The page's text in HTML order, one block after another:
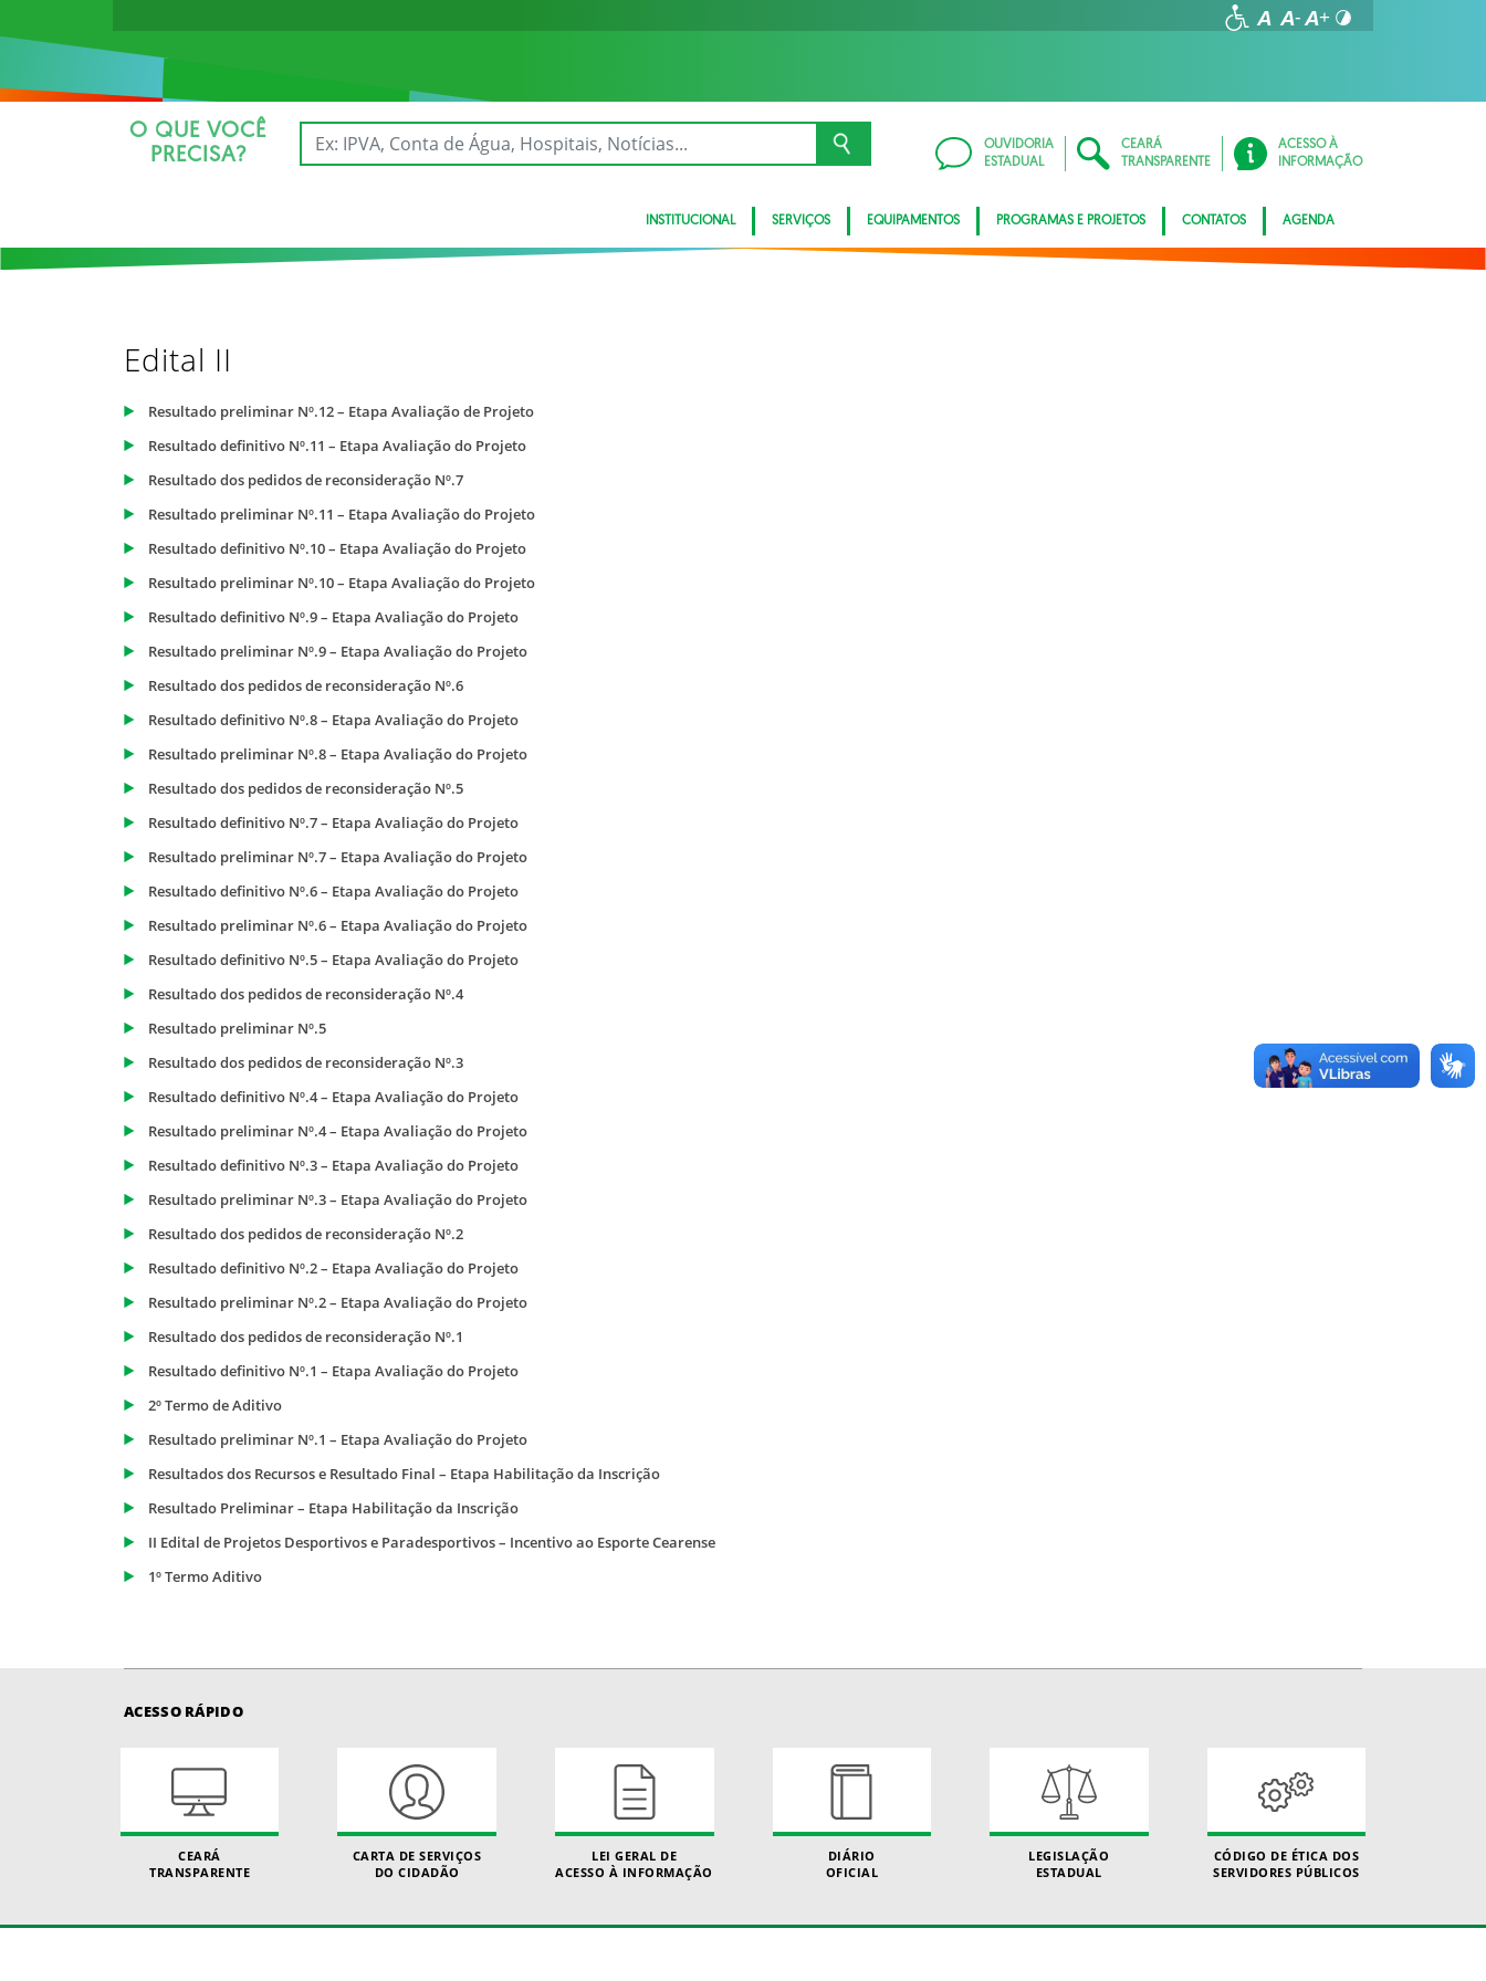
O QUE VOCÊ
PRECISA?
OUVIDORIA
ESTADUAL
CEARÁ
TRANSPARENTE
ACESSO À
INFORMAÇÃO
INSTITUCIONAL SERVIÇOS EQUIPAMENTOS PROGRAMAS E PROJETOS CONTATOS AGENDA
Edital II
Resultado preliminar Nº.12 – Etapa Avaliação de Projeto
Resultado definitivo Nº.11 – Etapa Avaliação do Projeto
Resultado dos pedidos de reconsideração Nº.7
Resultado preliminar Nº.11 – Etapa Avaliação do Projeto
Resultado definitivo Nº.10 – Etapa Avaliação do Projeto
Resultado preliminar Nº.10 – Etapa Avaliação do Projeto
Resultado definitivo Nº.9 – Etapa Avaliação do Projeto
Resultado preliminar Nº.9 – Etapa Avaliação do Projeto
Resultado dos pedidos de reconsideração Nº.6
Resultado definitivo Nº.8 – Etapa Avaliação do Projeto
Resultado preliminar Nº.8 – Etapa Avaliação do Projeto
Resultado dos pedidos de reconsideração Nº.5
Resultado definitivo Nº.7 – Etapa Avaliação do Projeto
Resultado preliminar Nº.7 – Etapa Avaliação do Projeto
Resultado definitivo Nº.6 – Etapa Avaliação do Projeto
Resultado preliminar Nº.6 – Etapa Avaliação do Projeto
Resultado definitivo Nº.5 – Etapa Avaliação do Projeto
Resultado dos pedidos de reconsideração Nº.4
Resultado preliminar Nº.5
Resultado dos pedidos de reconsideração Nº.3
Resultado definitivo Nº.4 – Etapa Avaliação do Projeto
Resultado preliminar Nº.4 – Etapa Avaliação do Projeto
Resultado definitivo Nº.3 – Etapa Avaliação do Projeto
Resultado preliminar Nº.3 – Etapa Avaliação do Projeto
Resultado dos pedidos de reconsideração Nº.2
Resultado definitivo Nº.2 – Etapa Avaliação do Projeto
Resultado preliminar Nº.2 – Etapa Avaliação do Projeto
Resultado dos pedidos de reconsideração Nº.1
Resultado definitivo Nº.1 – Etapa Avaliação do Projeto
2º Termo de Aditivo
Resultado preliminar Nº.1 – Etapa Avaliação do Projeto
Resultados dos Recursos e Resultado Final – Etapa Habilitação da Inscrição
Resultado Preliminar – Etapa Habilitação da Inscrição
II Edital de Projetos Desportivos e Paradesportivos – Incentivo ao Esporte Cearense
1º Termo Aditivo
ACESSO RÁPIDO
CEARÁ
TRANSPARENTE
CARTA DE SERVIÇOS
DO CIDADÃO
LEI GERAL DE
ACESSO À INFORMAÇÃO
DIÁRIO
OFICIAL
LEGISLAÇÃO
ESTADUAL
CÓDIGO DE ÉTICA DOS
SERVIDORES PÚBLICOS